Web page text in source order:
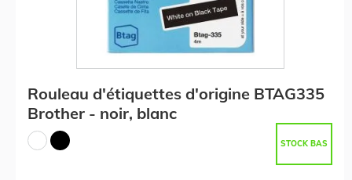
Rouleau d'étiquettes d'origine BTAG335
Brother - noir, blanc
STOCK BAS